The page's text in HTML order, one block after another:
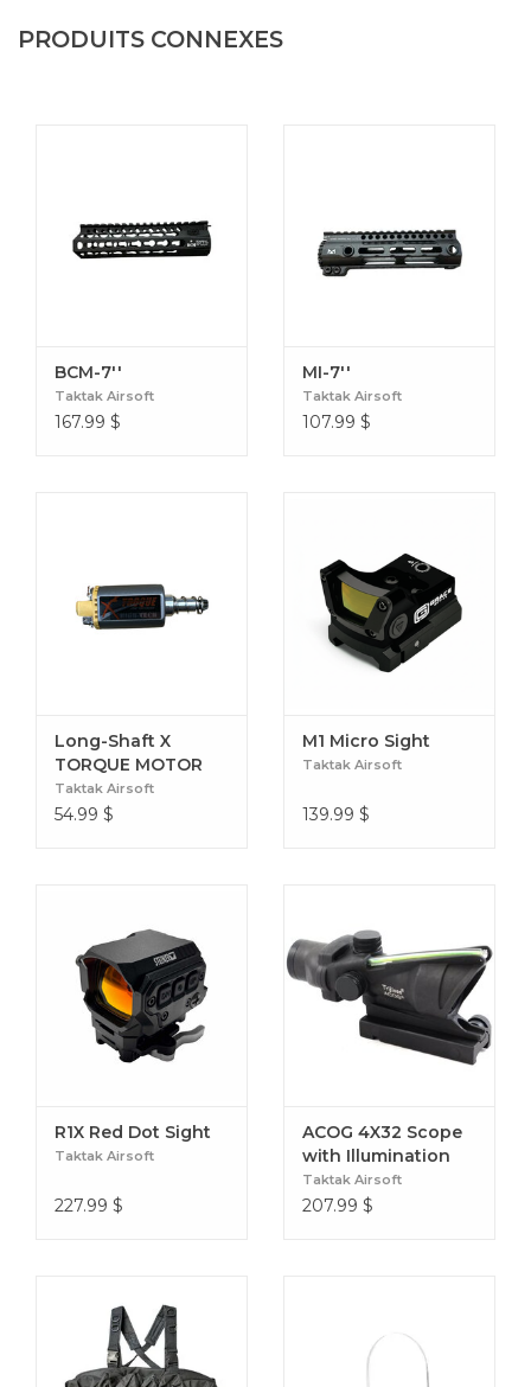
PRODUITS CONNEXES
BCM-7''
Taktak Airsoft
167.99 $
MI-7''
Taktak Airsoft
107.99 $
Long-Shaft X
TORQUE MOTOR
(RMP 34000)
Taktak Airsoft
54.99 $
M1 Micro Sight
Taktak Airsoft
139.99 $
R1X Red Dot Sight
Taktak Airsoft
227.99 $
ACOG 4X32 Scope
with Illumination
Source Fiber-Green
Dot
Taktak Airsoft
207.99 $